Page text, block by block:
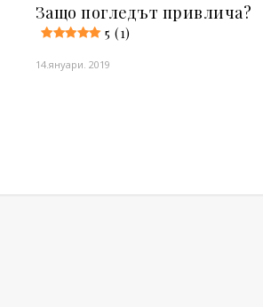
Защо погледът привлича?
5 (1)
14.януари. 2019